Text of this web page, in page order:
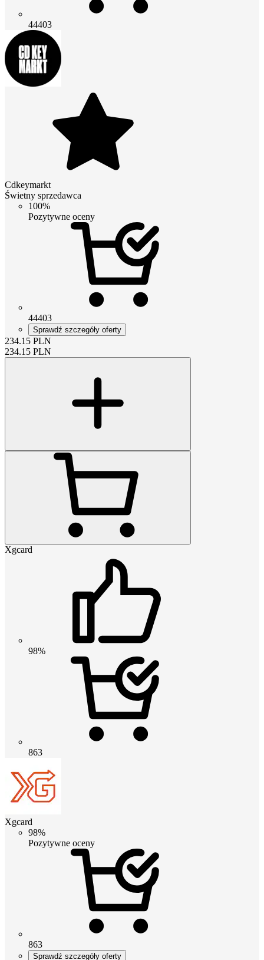
44403
Cdkeymarkt
Świetny sprzedawca
100%
Pozytywne oceny
44403
Sprawdź szczegóły oferty
234.15 PLN
234.15 PLN
Xgcard
98%
863
Xgcard
98%
Pozytywne oceny
863
Sprawdź szczegóły oferty